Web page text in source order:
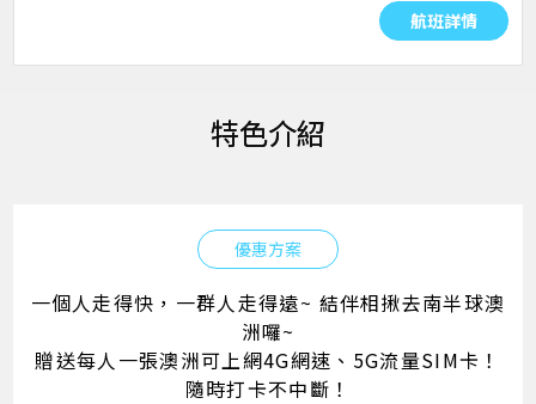
航班詳情
特色介紹
優惠方案
一個人走得快，一群人走得遠~ 結伴相揪去南半球澳
洲囉~
贈送每人一張澳洲可上網4G網速、5G流量SIM卡！
隨時打卡不中斷！